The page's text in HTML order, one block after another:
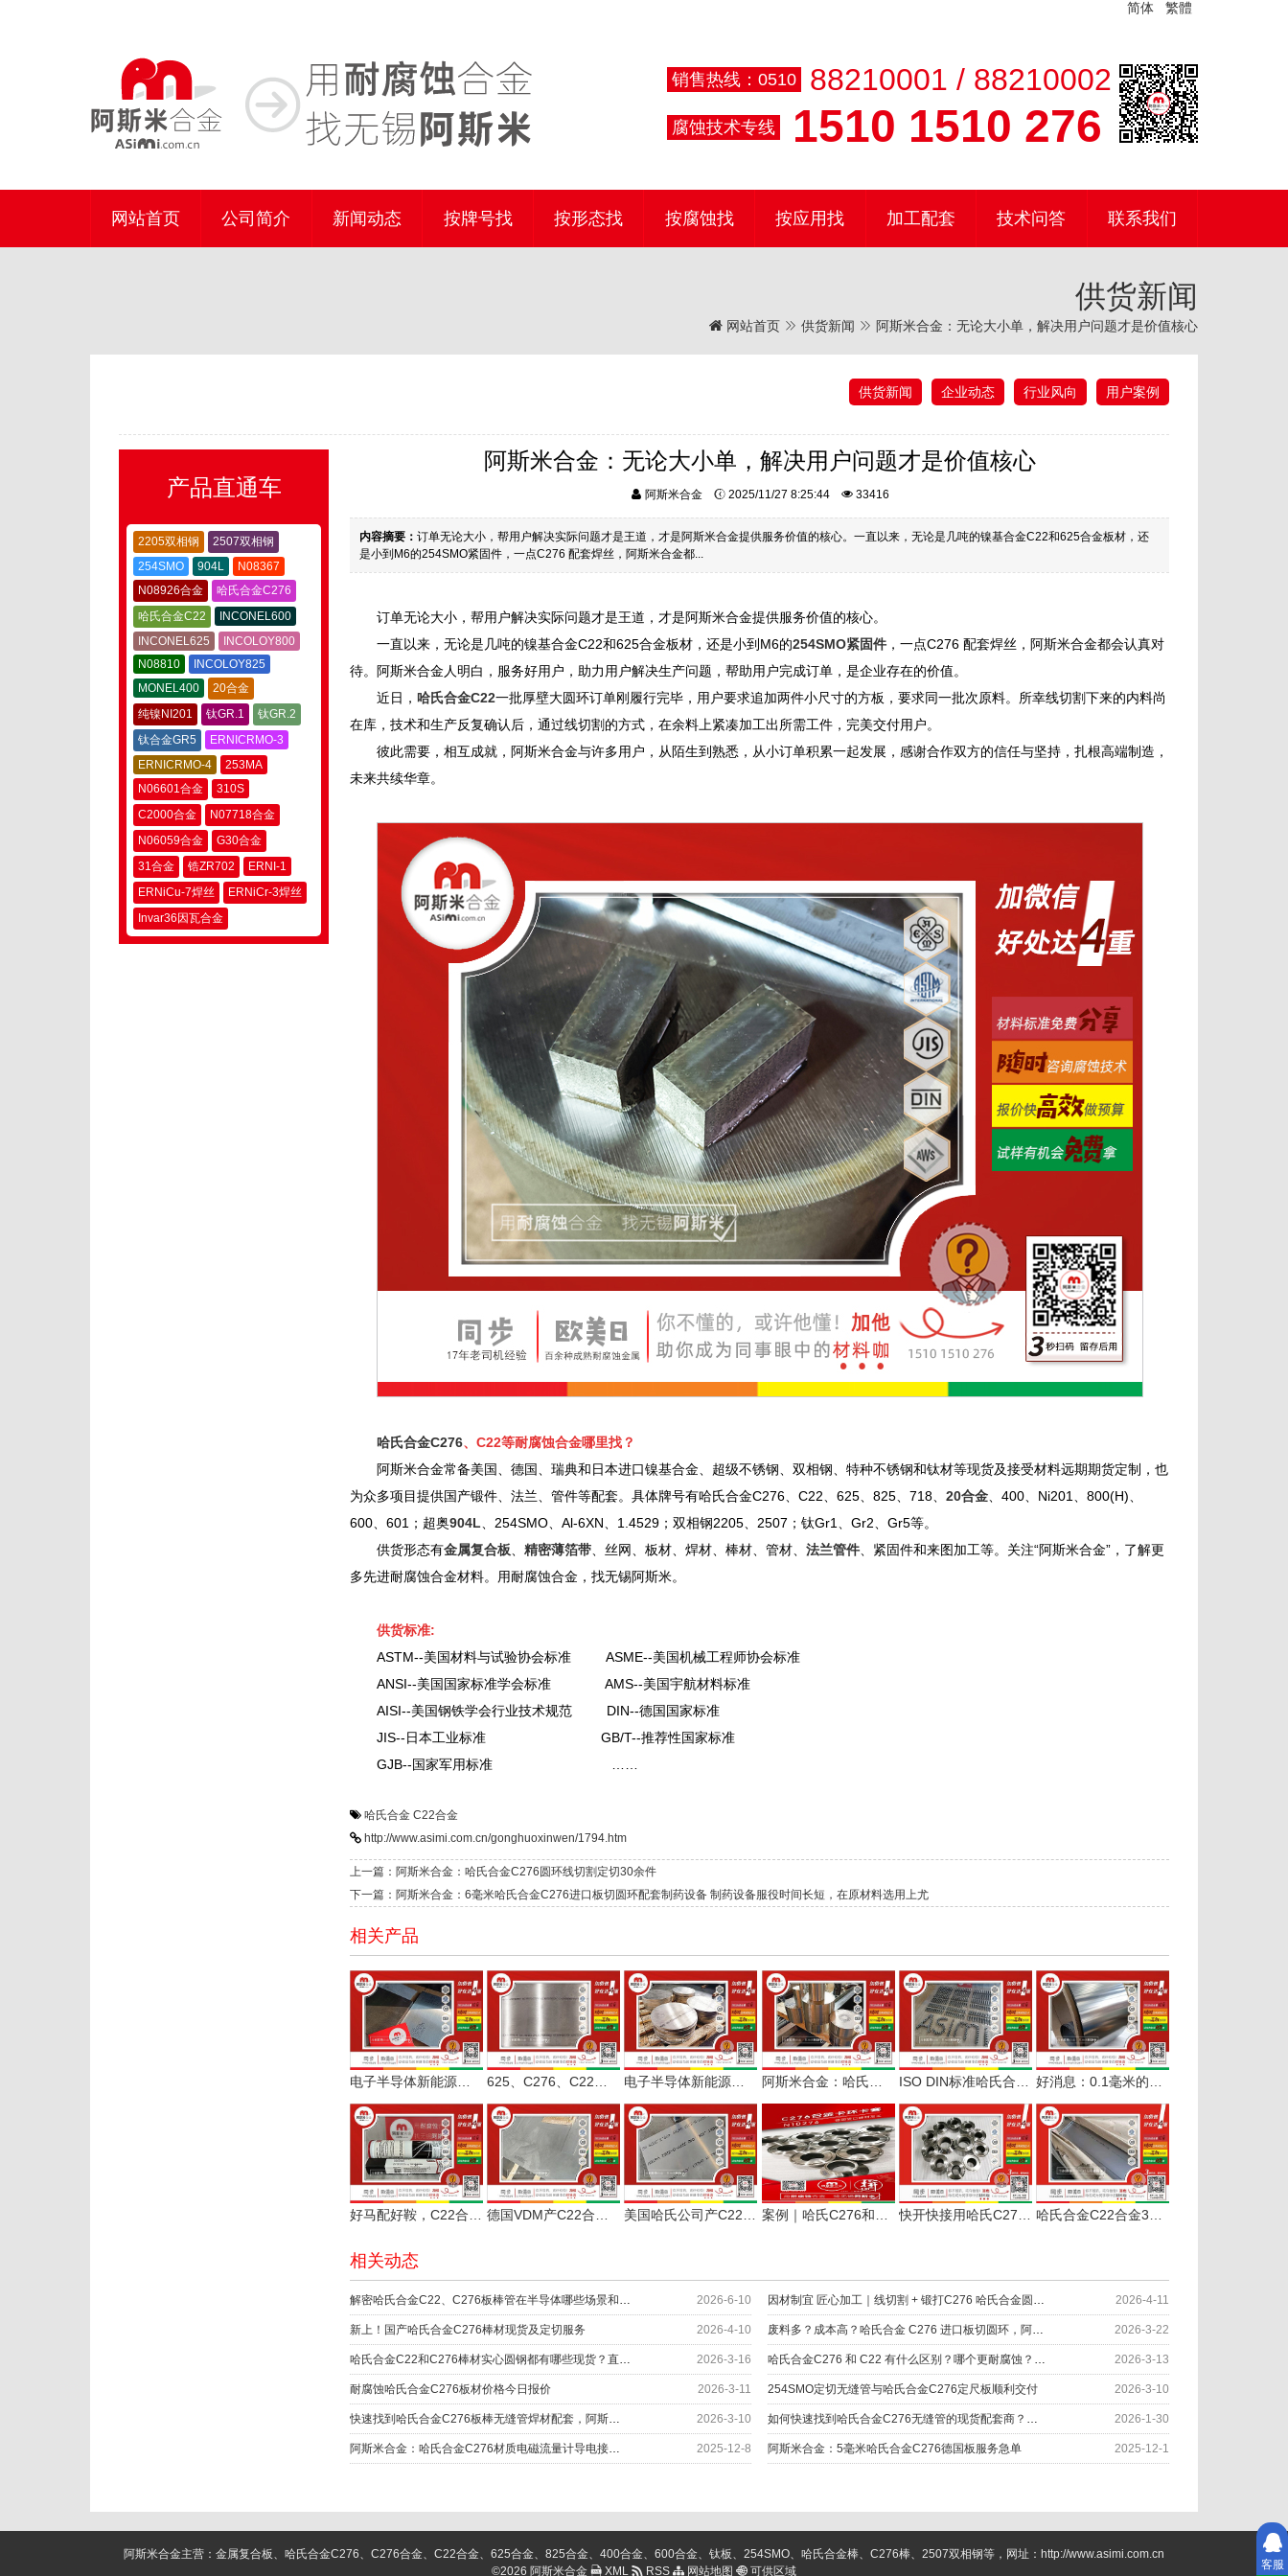
简体 繁體
销售热线：0510 88210001 / 88210002
腐蚀技术专线 1510 1510 276
网站首页 公司简介 新闻动态 按牌号找 按形态找 按腐蚀找 按应用找 加工配套 技术问答 联系我们
供货新闻
网站首页 供货新闻 阿斯米合金：无论大小单，解决用户问题才是价值核心
供货新闻 企业动态 行业风向 用户案例
产品直通车
2205双相钢
2507双相钢
254SMO
904L
N08367
N08926合金
哈氏合金C276
哈氏合金C22
INCONEL600
INCONEL625
INCOLOY800
N08810
INCOLOY825
MONEL400
20合金
纯镍NI201
钛GR.1
钛GR.2
钛合金GR5
ERNICRMO-3
ERNICRMO-4
253MA
N06601合金
310S
C2000合金
N07718合金
N06059合金
G30合金
31合金
锆ZR702
ERNI-1
ERNiCu-7焊丝
ERNiCr-3焊丝
Invar36因瓦合金
阿斯米合金：无论大小单，解决用户问题才是价值核心
阿斯米合金 2025/11/27 8:25:44 33416
内容摘要：订单无论大小，帮用户解决实际问题才是王道，才是阿斯米合金提供服务价值的核心。一直以来，无论是几吨的镍基合金C22和625合金板材，还
是小到M6的254SMO紧固件，一点C276 配套焊丝，阿斯米合金都...
订单无论大小，帮用户解决实际问题才是王道，才是阿斯米合金提供服务价值的核心。
一直以来，无论是几吨的镍基合金C22和625合金板材，还是小到M6的254SMO紧固件 ，一点C276 配套焊丝，阿斯米合金都会认真对
待。阿斯米合金人明白，服务好用户，助力用户解决生产问题，帮助用户完成订单，是企业存在的价值。
近日，哈氏合金C22一批厚壁大圆环订单刚履行完毕，用户要求追加两件小尺寸的方板，要求同一批次原料。所幸线切割下来的内料尚
在库，技术和生产反复确认后，通过线切割的方式，在余料上紧凑加工出所需工件，完美交付用户。
彼此需要，相互成就，阿斯米合金与许多用户，从陌生到熟悉，从小订单积累一起发展，感谢合作双方的信任与坚持，扎根高端制造，
未来共续华章。
哈氏合金C276、C22等耐腐蚀合金哪里找？
阿斯米合金常备美国、德国、瑞典和日本进口镍基合金、超级不锈钢、双相钢、特种不锈钢和钛材等现货及接受材料远期期货定制，也
为众多项目提供国产锻件、法兰、管件等配套。具体牌号有哈氏合金C276、C22、625、825、718、20合金 、400、Ni201、800(H)、
600、601；超奥904L 、254SMO、Al-6XN、1.4529；双相钢2205、2507；钛Gr1、Gr2、Gr5等。
供货形态有金属复合板 、精密薄箔带 、丝网、板材、焊材、棒材、管材、法兰管件 、紧固件和来图加工等。关注“阿斯米合金”，了解更
多先进耐腐蚀合金材料。用耐腐蚀合金，找无锡阿斯米。
供货标准:
ASTM--美国材料与试验协会标准 ASME--美国机械工程师协会标准
ANSI--美国国家标准学会标准 AMS--美国宇航材料标准
AISI--美国钢铁学会行业技术规范 DIN--德国国家标准
JIS--日本工业标准 GB/T--推荐性国家标准
GJB--国家军用标准 ……
哈氏合金 C22合金
http://www.asimi.com.cn/gonghuoxinwen/1794.htm
上一篇：阿斯米合金：哈氏合金C276圆环线切割定切30余件
下一篇：阿斯米合金：6毫米哈氏合金C276进口板切圆环配套制药设备 制药设备服役时间长短，在原材料选用上尤
相关产品
相关动态
解密哈氏合金C22、C276板棒管在半导体哪些场景和部位上应用？ 2026-6-10 因材制宜 匠心加工｜线切割 + 锻打C276 哈氏合金圆环服务化工设备 2026-4-11
新上！国产哈氏合金C276棒材现货及定切服务 2026-4-10 废料多？成本高？哈氏合金 C276 进口板切圆环，阿斯米帮您…… 2026-3-22
哈氏合金C22和C276棒材实心圆钢都有哪些现货？直径对照表 2026-3-16 哈氏合金C276 和 C22 有什么区别？哪个更耐腐蚀？应用如何 2026-3-13
耐腐蚀哈氏合金C276板材价格今日报价 2026-3-11 254SMO定切无缝管与哈氏合金C276定尺板顺利交付 2026-3-10
快速找到哈氏合金C276板棒无缝管焊材配套，阿斯米给您更多 2026-3-10 如何快速找到哈氏合金C276无缝管的现货配套商？阿斯米给您答案 2026-1-30
阿斯米合金：哈氏合金C276材质电磁流量计导电接地环交付 2025-12-8 阿斯米合金：5毫米哈氏合金C276德国板服务急单 2025-12-1
客服
阿斯米合金主营：金属复合板、哈氏合金C276、C276合金、C22合金、625合金、825合金、400合金、600合金、钛板、254SMO、哈氏合金棒、C276棒、2507双相钢等，网址：http://www.asimi.com.cn
©2026 阿斯米合金
XML RSS 网站地图 可供区域